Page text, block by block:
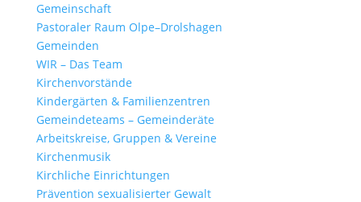
Gemein­schaft
Pasto­raler Raum Olpe–Drolshagen
Gemeinden
WIR – Das Team
Kirchen­vor­stände
Kinder­gärten & Familienzentren
Gemein­de­teams – Gemeinderäte
Arbeits­kreise, Gruppen & Vereine
Kirchen­musik
Kirch­liche Einrichtungen
Präven­tion sexua­li­sierter Gewalt